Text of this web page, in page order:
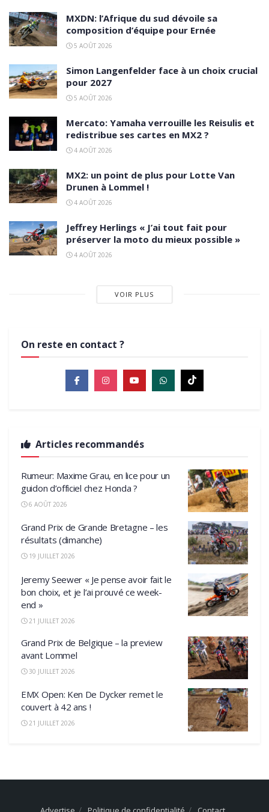
MXDN: l’Afrique du sud dévoile sa
composition d’équipe pour Ernée
5 AOÛT 2026
Simon Langenfelder face à un choix crucial
pour 2027
5 AOÛT 2026
Mercato: Yamaha verrouille les Reisulis et
redistribue ses cartes en MX2 ?
4 AOÛT 2026
MX2: un point de plus pour Lotte Van
Drunen à Lommel !
4 AOÛT 2026
Jeffrey Herlings « J’ai tout fait pour
préserver la moto du mieux possible »
4 AOÛT 2026
VOIR PLUS
On reste en contact ?
Articles recommandés
Rumeur: Maxime Grau, en lice pour un
guidon d’officiel chez Honda ?
6 AOÛT 2026
Grand Prix de Grande Bretagne – les
résultats (dimanche)
19 JUILLET 2026
Jeremy Seewer « Je pense avoir fait le
bon choix, et je l’ai prouvé ce week-
end »
21 JUILLET 2026
Grand Prix de Belgique – la preview
avant Lommel
30 JUILLET 2026
EMX Open: Ken De Dycker remet le
couvert à 42 ans !
21 JUILLET 2026